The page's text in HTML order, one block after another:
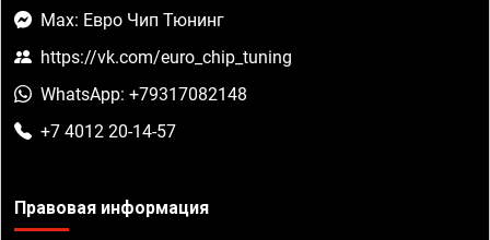
Max: Евро Чип Тюнинг
https://vk.com/euro_chip_tuning
WhatsApp: +79317082148
+7 4012 20-14-57
Правовая информация